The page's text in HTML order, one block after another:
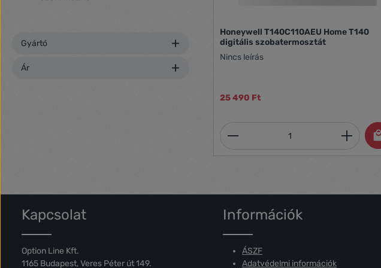
Gyártó
Ár
Honeywell T140C110AEU Home T140
digitális szobatermosztát
Nincs leírás
25 490 Ft
Termékmennyiség:
Kapcsolat
Option Line Kft.
1165 Budapest, Veres Péter út 149.
Információk
ÁSZF
Adatvédelmi információk